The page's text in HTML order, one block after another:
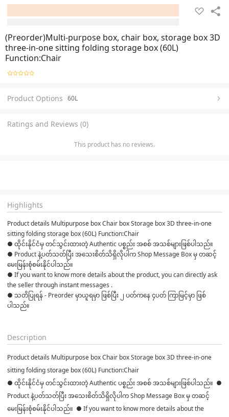
(Preorder)Multi-purpose box, chair box, storage box 3D
three-in-one sitting folding storage box (60L)
Function:Chair
Product Options 60L
Ratings and Reviews (0)
This product has no reviews.
Highlights
Product details Multipurpose box Chair box Storage box 3D three-in-one
sitting folding storage box (60L) Function:Chair
● ထိုင်းနိုင်ငံမှ တင်သွင်းထားတဲ့ Authentic ပစ္စည်း အစစ် အသစ်များဖြစ်ပါသည်။
● Product နဲ့ပတ်သတ်ပြီး အသေးစိတ်သိရှိလိုပါက Shop Message Box မှ တဆင့်
မေးမြန်းစုံစမ်းနိုင်ပါသည်။
● If you want to know more details about the product, you can directly ask
the seller through instant messages .
● သတိပြုရန် - Preorder မှာယူရမှာ ဖြစ်ပြီး ၂ ပတ်ကနေ ၄ပတ် ကြာမြင့်မှာ ဖြစ်
ပါသည်။
Description
Product details Multipurpose box Chair box Storage box 3D three-in-one
sitting folding storage box (60L) Function:Chair
● ထိုင်းနိုင်ငံမှ တင်သွင်းထားတဲ့ Authentic ပစ္စည်း အစစ် အသစ်များဖြစ်ပါသည်။ ●
Product နဲ့ပတ်သတ်ပြီး အသေးစိတ်သိရှိလိုပါက Shop Message Box မှ တဆင့်
မေးမြန်းစုံစမ်းနိုင်ပါသည်။ ● If you want to know more details about the